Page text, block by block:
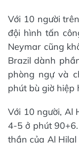
Với 10 người
đội hình tấn
Neymar cũng
Brazil dành
phòng ngự và
phút bù giờ hiệp
Với 10 người, Al
4-5 ở phút
thần của Al